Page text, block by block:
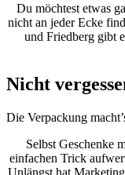
Du möchtest etwas
nicht an jeder Ecke
und Friedberg gibt
Nicht
Die Verpackung
Selbst Geschenke
einfachen Trick
Unlängst hat